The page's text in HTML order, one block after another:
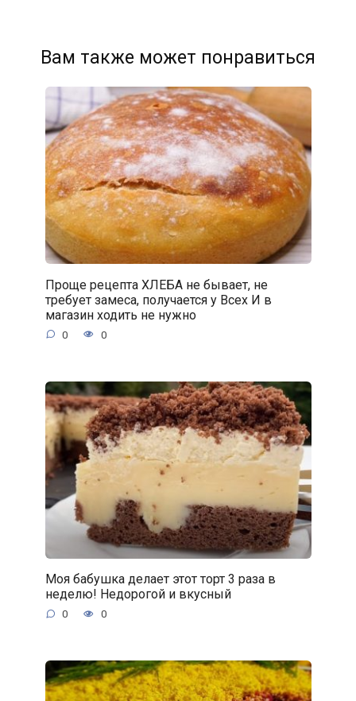
Вам также может понравиться
Проще рецепта ХЛЕБА не бывает, не
требует замеса, получается у Всех И в
магазин ходить не нужно
0 0
Моя бабушка делает этот торт 3 раза в
неделю! Недорогой и вкусный
0 0